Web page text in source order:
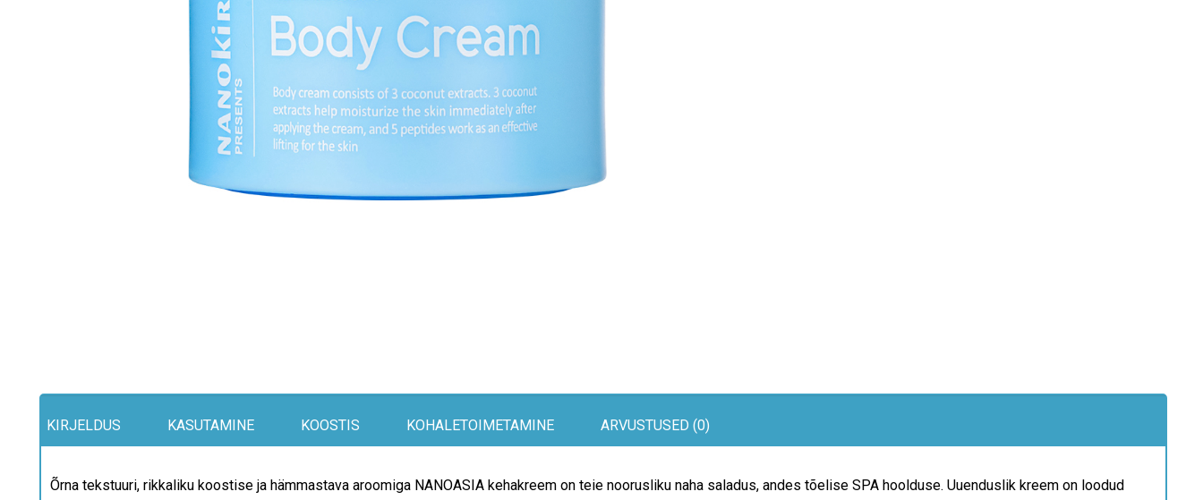
KIRJELDUS KASUTAMINE KOOSTIS KOHALETOIMETAMINE ARVUSTUSED (0)
Õrna tekstuuri, rikkaliku koostise ja hämmastava aroomiga NANOASIA kehakreem on teie noorusliku naha saladus, andes tõelise SPA hoolduse. Uuenduslik kreem on loodud